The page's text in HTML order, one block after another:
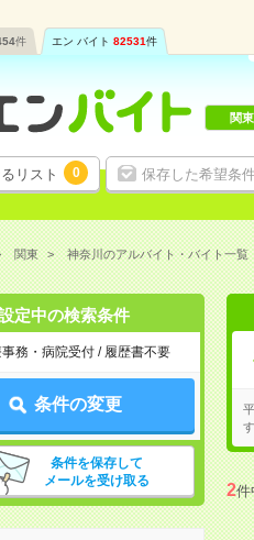
件 エン バイト 82531件
リスト 0 保存した希望条
関
関東 神奈川のアルバイト・バイト一覧
定中の検索条件
務・病院受付 / 履歴書不要
条件の変更
条件を保存して
メールを受け取る
2件